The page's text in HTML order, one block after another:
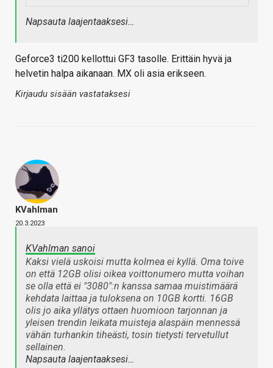
Napsauta laajentaaksesi…
Geforce3 ti200 kellottui GF3 tasolle. Erittäin hyvä ja
helvetin halpa aikanaan. MX oli asia erikseen.
Kirjaudu sisään vastataksesi
KVahlman
20.3.2023
KVahlman sanoi
Kaksi vielä uskoisi mutta kolmea ei kyllä. Oma toive
on että 12GB olisi oikea voittonumero mutta voihan
se olla että ei "3080":n kanssa samaa muistimäärä
kehdata laittaa ja tuloksena on 10GB kortti. 16GB
olis jo aika yllätys ottaen huomioon tarjonnan ja
yleisen trendin leikata muisteja alaspäin mennessä
vähän turhankin tiheästi, tosin tietysti tervetullut
sellainen.
Napsauta laajentaaksesi…